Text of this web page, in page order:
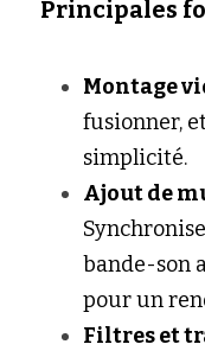
Principales
Montage
fusionner,
simplicité.
Ajout de
bande-son
pour un
Filtres et